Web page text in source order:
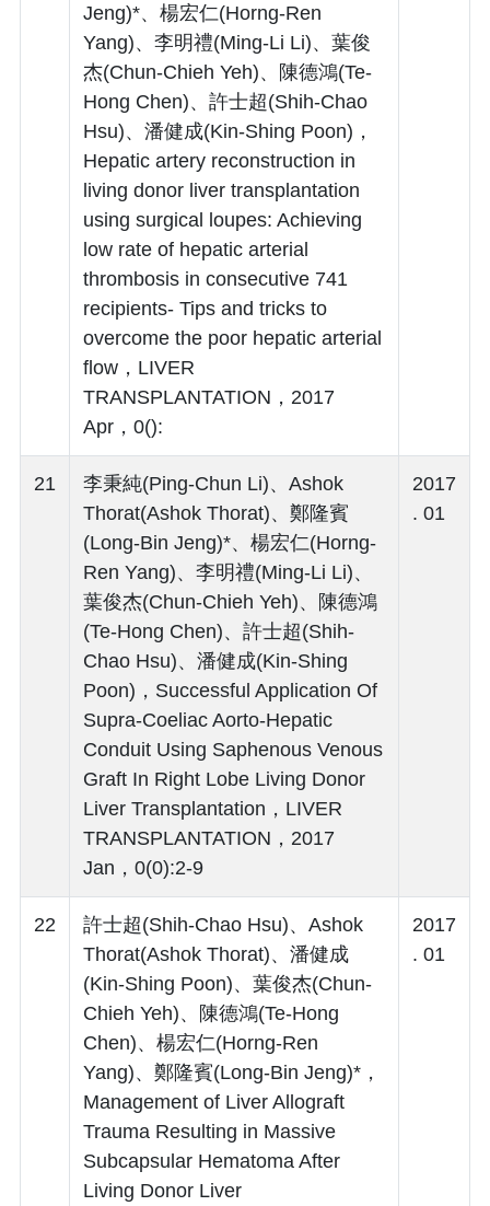
Jeng)*、楊宏仁(Horng-Ren
Yang)、李明禮(Ming-Li Li)、葉俊
杰(Chun-Chieh Yeh)、陳德鴻(Te-
Hong Chen)、許士超(Shih-Chao
Hsu)、潘健成(Kin-Shing Poon)，
Hepatic artery reconstruction in
living donor liver transplantation
using surgical loupes: Achieving
low rate of hepatic arterial
thrombosis in consecutive 741
recipients- Tips and tricks to
overcome the poor hepatic arterial
flow，LIVER
TRANSPLANTATION，2017
Apr，0():
21
李秉純(Ping-Chun Li)、Ashok
Thorat(Ashok Thorat)、鄭隆賓
(Long-Bin Jeng)*、楊宏仁(Horng-
Ren Yang)、李明禮(Ming-Li Li)、
葉俊杰(Chun-Chieh Yeh)、陳德鴻
(Te-Hong Chen)、許士超(Shih-
Chao Hsu)、潘健成(Kin-Shing
Poon)，Successful Application Of
Supra-Coeliac Aorto-Hepatic
Conduit Using Saphenous Venous
Graft In Right Lobe Living Donor
Liver Transplantation，LIVER
TRANSPLANTATION，2017
Jan，0(0):2-9
2017
. 01
22
許士超(Shih-Chao Hsu)、Ashok
Thorat(Ashok Thorat)、潘健成
(Kin-Shing Poon)、葉俊杰(Chun-
Chieh Yeh)、陳德鴻(Te-Hong
Chen)、楊宏仁(Horng-Ren
Yang)、鄭隆賓(Long-Bin Jeng)*，
Management of Liver Allograft
Trauma Resulting in Massive
Subcapsular Hematoma After
Living Donor Liver
2017
. 01